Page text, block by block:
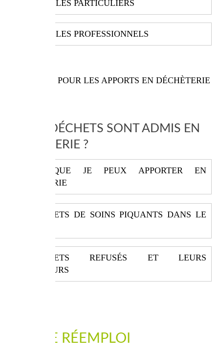
POUR LES PARTICULIERS
POUR LES PROFESSIONNELS
ASTUCE POUR LES APPORTS EN DÉCHÈTERIE
QUELS DÉCHETS SONT ADMIS EN
DÉCHÈTERIE ?
CE QUE JE PEUX APPORTER EN
DÉCHÈTERIE
DÉCHETS DE SOINS PIQUANTS DANS LE
DÉCHETS REFUSÉS ET LEURS
REPRENEURS
ESPACE RÉEMPLOI